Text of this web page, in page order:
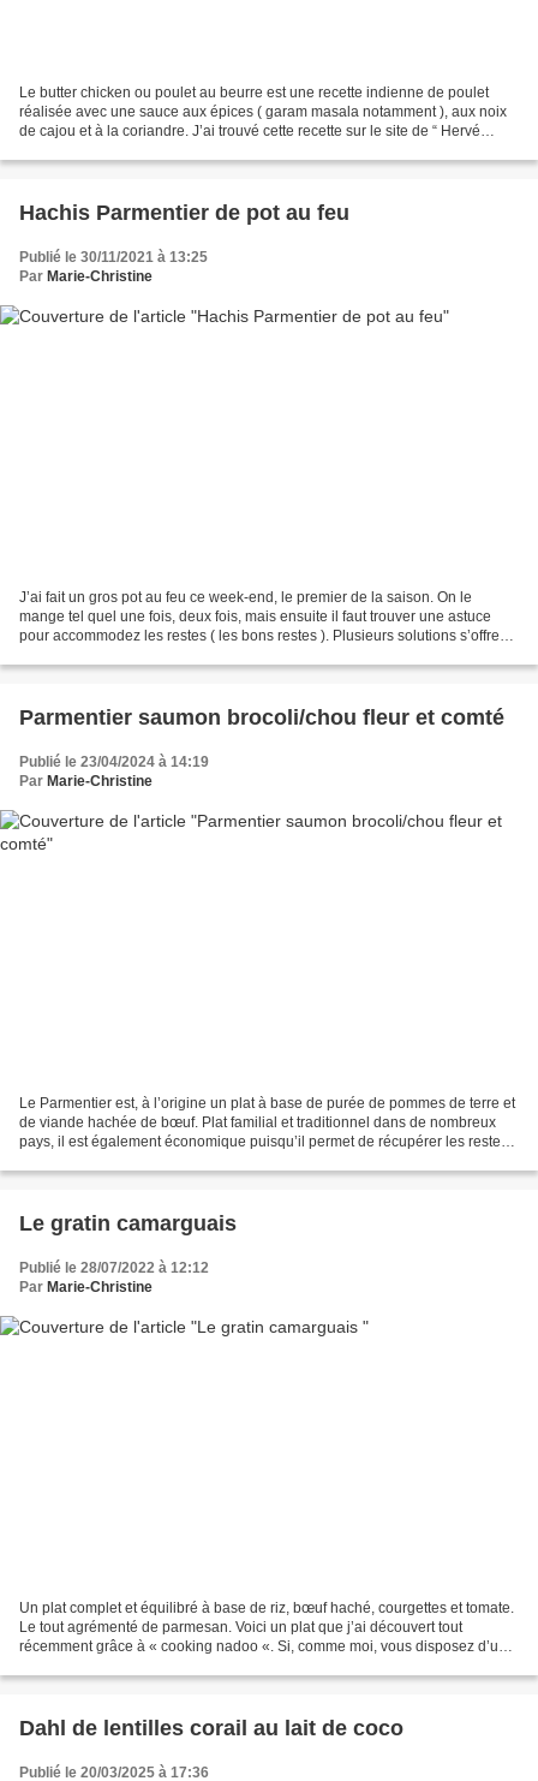
Le butter chicken ou poulet au beurre est une recette indienne de poulet
réalisée avec une sauce aux épices ( garam masala notamment ), aux noix
de cajou et à la coriandre. J’ai trouvé cette recette sur le site de “ Hervé
Hachis Parmentier de pot au feu
Publié le 30/11/2021 à 13:25
Par Marie-Christine
J’ai fait un gros pot au feu ce week-end, le premier de la saison. On le
mange tel quel une fois, deux fois, mais ensuite il faut trouver une astuce
pour accommodez les restes ( les bons restes ). Plusieurs solutions s’offrent
Parmentier saumon brocoli/chou fleur et comté
Publié le 23/04/2024 à 14:19
Par Marie-Christine
Le Parmentier est, à l’origine un plat à base de purée de pommes de terre et
de viande hachée de bœuf. Plat familial et traditionnel dans de nombreux
pays, il est également économique puisqu’il permet de récupérer les restes
Le gratin camarguais
Publié le 28/07/2022 à 12:12
Par Marie-Christine
Un plat complet et équilibré à base de riz, bœuf haché, courgettes et tomate.
Le tout agrémenté de parmesan. Voici un plat que j’ai découvert tout
récemment grâce à « cooking nadoo «. Si, comme moi, vous disposez d’un
Dahl de lentilles corail au lait de coco
Publié le 20/03/2025 à 17:36